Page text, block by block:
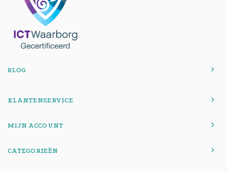
BLOG
KLANTENSERVICE
MIJN ACCOUNT
CATEGORIEËN